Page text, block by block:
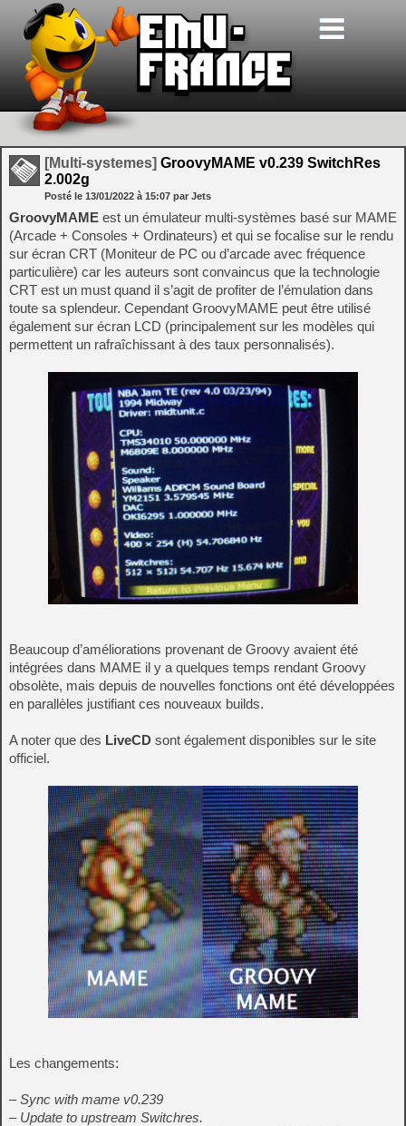
[Multi-systemes] GroovyMAME v0.239 SwitchRes
2.002g
Posté le 13/01/2022 à 15:07 par Jets
GroovyMAME est un émulateur multi-systèmes basé sur MAME
(Arcade + Consoles + Ordinateurs) et qui se focalise sur le rendu
sur écran CRT (Moniteur de PC ou d’arcade avec fréquence
particulière) car les auteurs sont convaincus que la technologie
CRT est un must quand il s’agit de profiter de l’émulation dans
toute sa splendeur. Cependant GroovyMAME peut être utilisé
également sur écran LCD (principalement sur les modèles qui
permettent un rafraîchissant à des taux personnalisés).
Beaucoup d’améliorations provenant de Groovy avaient été
intégrées dans MAME il y a quelques temps rendant Groovy
obsolète, mais depuis de nouvelles fonctions ont été développées
en parallèles justifiant ces nouveaux builds.
A noter que des LiveCD sont également disponibles sur le site
officiel.
Les changements:
– Sync with mame v0.239
– Update to upstream Switchres.